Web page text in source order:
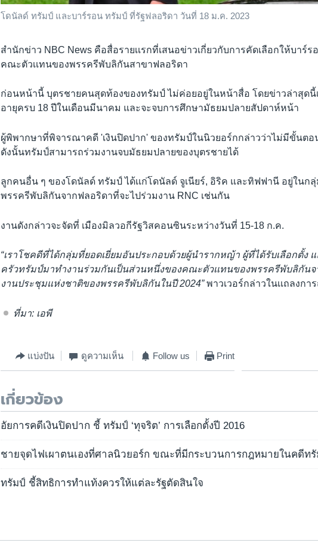
โดนัลด์ ทรัมป์ และบาร์รอน ทรัมป์ ที่รัฐฟลอริดา วันที่ 18 ม.ค. 2023
สำนักข่าว NBC News คือสื่อรายเเรกที่เสนอข่าวเกี่ยวกับการคัดเลือกให้บาร์
คณะตัวเเทนของพรรครีพับลิกันสาขาฟลอริดา
ก่อนหน้านี้ บุตรชายคนสุดท้องของทรัมป์ ไม่ค่อยอยู่ในหน้าสื่อ โดยข่าวล่าสุดนี้
อายุครบ 18 ปีในเดือนมีนาคม และจะจบการศึกษามัธยมปลายสัปดาห์หน้า
ผู้พิพากษาที่พิจารณาคดี 'เงินปิดปาก' ของทรัมป์ในนิวยอร์กกล่าวว่าไม่มีขั้นตอ
ดังนั้นทรัมป์สามารถร่วมงานจบมัธยมปลายของบุตรชายได้
ลูกคนอื่น ๆ ของโดนัลด์ ทรัมป์ ได้เเก่โดนัลด์ จูเนียร์, อิริค และทิฟฟานี อยู่ในก
พรรครีพับลิกันจากฟลอริดาที่จะไปร่วมงาน RNC เช่นกัน
งานดังกล่าวจะจัดที่ เมืองมิลวอกีรัฐวิสคอนซินระหว่างวันที่ 15-18 ก.ค.
“เราโชคดีที่ได้กลุ่มที่ยอดเยี่ยมอันประกอบด้วยผู้นำรากหญ้า ผู้ที่ได้รับเลือกตั้ง
ครัวทรัมป์มาทำงานร่วมกันเป็นส่วนหนึ่งของคณะตัวเเทนของพรรครีพับลิกัน
งานประชุมแห่งชาติของพรรครีพับลิกันในปี 2024”พาวเวอร์กล่าวในเเถลงก
ที่มา: เอพี
แบ่งปัน ดูความเห็น Follow us Print
เกี่ยวข้อง
อัยการคดีเงินปิดปาก ชี้ ทรัมป์ ‘ทุจริต’ การเลือกตั้งปี 2016
ชายจุดไฟเผาตนเองที่ศาลนิวยอร์ก ขณะที่มีกระบวนการกฎหมายในคดีทรั
ทรัมป์ ชี้สิทธิการทำแท้งควรให้แต่ละรัฐตัดสินใจ